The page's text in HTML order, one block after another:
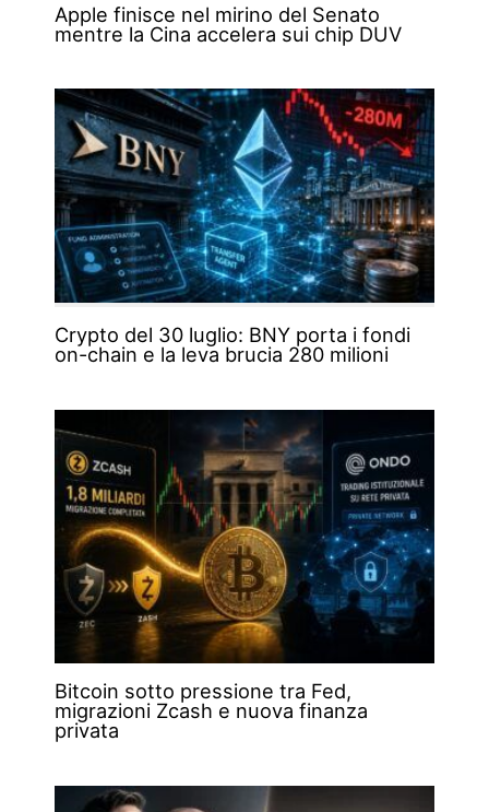
Apple finisce nel mirino del Senato
mentre la Cina accelera sui chip DUV
Crypto del 30 luglio: BNY porta i fondi
on-chain e la leva brucia 280 milioni
Bitcoin sotto pressione tra Fed,
migrazioni Zcash e nuova finanza
privata